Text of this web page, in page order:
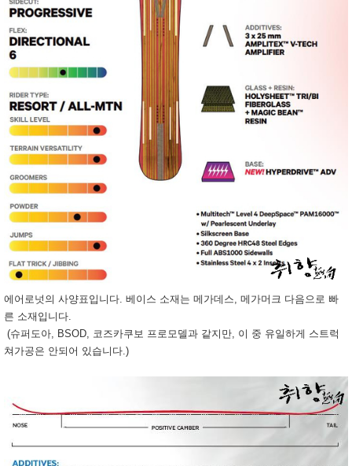
에어로넛의 사양표입니다. 베이스 소재는 메가데스, 메가머크 다음으로 빠
른 소재입니다.
(슈퍼도아, BSOD, 코즈카쿠보 프로모델과 같지만, 이 중 유일하게 스트럭
쳐가공은 안되어 있습니다.)